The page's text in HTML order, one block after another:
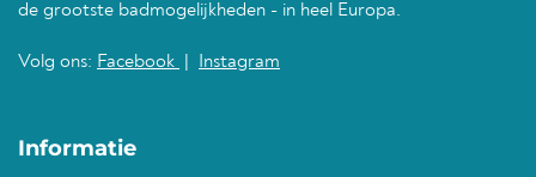
de grootste badmogelijkheden - in heel Europa.
Volg ons: Facebook Instagram
Informatie